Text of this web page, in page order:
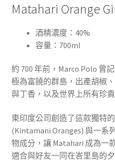
Matahari Orange
酒精濃度：40%
容量：700ml
約 700 年前，Marco Polo 曾
極為富饒的群島，出產胡椒
與丁香，以及世界上所有珍貴
東印度公司創造了這款獨特
(Kintamani Oranges) 與一系
物成分，讓 Matahari 成為一
適合與好友一同在峇里島的